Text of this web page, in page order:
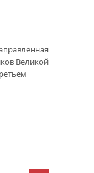
Великой